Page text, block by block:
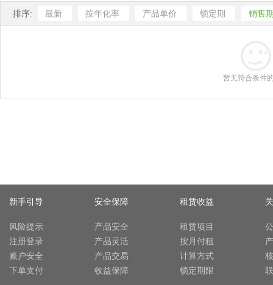
排序: 最新 按年化率 产品单价 锁定期 销售
暂无符合条件
新手引导
风险提示
注册登录
账户安全
下单支付
安全保障
产品安全
产品灵活
产品交易
收益保障
租赁收益
租赁项目
按月付租
计算方式
锁定期限